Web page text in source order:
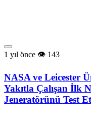
1 yıl önce 143
NASA ve Leicester
Yakıtla Çalışan İlk
Jeneratörünü Test